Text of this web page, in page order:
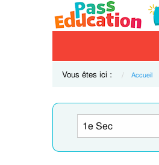
Vous êtes ici : Accueil